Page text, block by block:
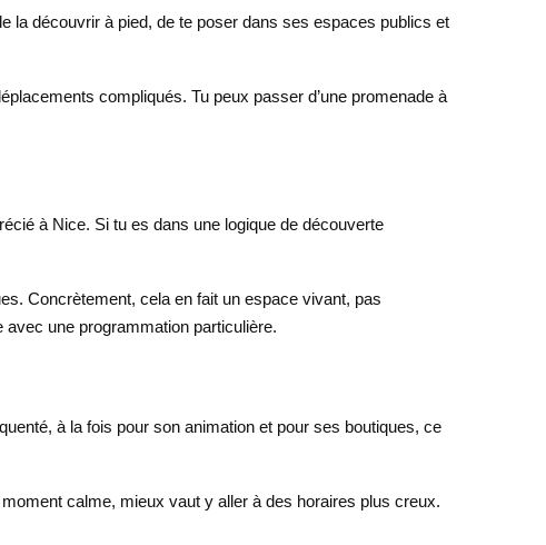
la découvrir à pied, de te poser dans ses espaces publics et
compliqués. Tu peux passer d’une promenade à
à Nice. Si tu es dans une logique de découverte
Concrètement, cela en fait un espace vivant, pas
une programmation particulière.
à la fois pour son animation et pour ses boutiques, ce
calme, mieux vaut y aller à des horaires plus creux.